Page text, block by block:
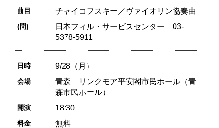
曲目 チャイコフスキー／ヴァイオリン協奏曲
(問)
日本フィル・サービスセンター 03-
5378-5911
日時 9/28（月）
会場
青森 リンクモア平安閣市民ホール（青
森市民ホール）
開演 18:30
料金 無料